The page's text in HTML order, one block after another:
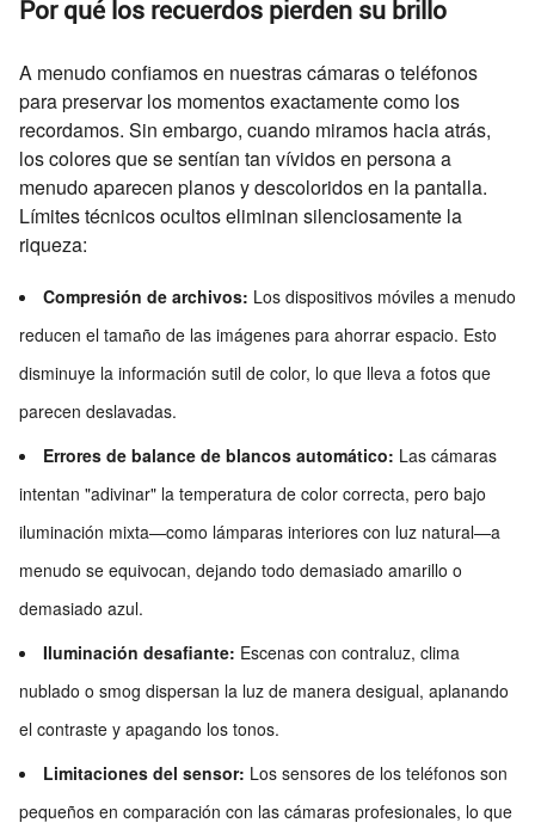
Por qué los recuerdos pierden su brillo
A menudo confiamos en nuestras cámaras o teléfonos
para preservar los momentos exactamente como los
recordamos. Sin embargo, cuando miramos hacia atrás,
los colores que se sentían tan vívidos en persona a
menudo aparecen planos y descoloridos en la pantalla.
Límites técnicos ocultos eliminan silenciosamente la
riqueza:
Compresión de archivos: Los dispositivos móviles a menudo
reducen el tamaño de las imágenes para ahorrar espacio. Esto
disminuye la información sutil de color, lo que lleva a fotos que
parecen deslavadas.
Errores de balance de blancos automático: Las cámaras
intentan "adivinar" la temperatura de color correcta, pero bajo
iluminación mixta—como lámparas interiores con luz natural—a
menudo se equivocan, dejando todo demasiado amarillo o
demasiado azul.
Iluminación desafiante: Escenas con contraluz, clima
nublado o smog dispersan la luz de manera desigual, aplanando
el contraste y apagando los tonos.
Limitaciones del sensor: Los sensores de los teléfonos son
pequeños en comparación con las cámaras profesionales, lo que